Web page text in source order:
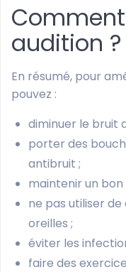
audition
En résumé, pour
pouvez :
diminuer le bruit
porter des
antibruit ;
maintenir un bon
ne pas utiliser
oreilles ;
éviter les
faire des